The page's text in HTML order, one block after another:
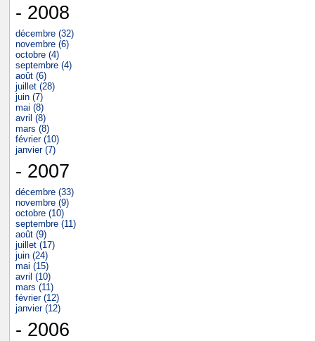
- 2008
décembre (32)
novembre (6)
octobre (4)
septembre (4)
août (6)
juillet (28)
juin (7)
mai (8)
avril (8)
mars (8)
février (10)
janvier (7)
- 2007
décembre (33)
novembre (9)
octobre (10)
septembre (11)
août (9)
juillet (17)
juin (24)
mai (15)
avril (10)
mars (11)
février (12)
janvier (12)
- 2006